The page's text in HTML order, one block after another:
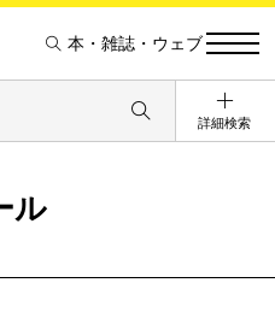
本・雑誌・ウェブ
詳細検索
ル